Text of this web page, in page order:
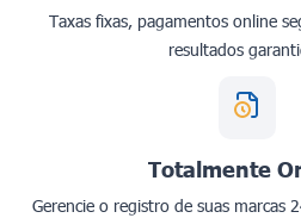
Taxas fixas, pagamentos online
resultados
Totalmente
Gerencie o registro de suas marcas